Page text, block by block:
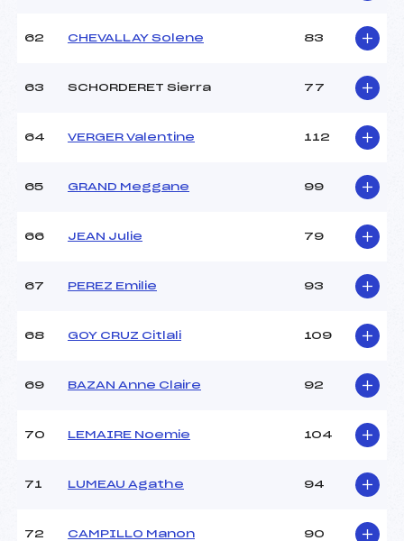
62 CHEVALLAY Solene 83
63 SCHORDERET Sierra 77
64 VERGER Valentine 112
65 GRAND Meggane 99
66 JEAN Julie 79
67 PEREZ Emilie 93
68 GOY CRUZ Citlali 109
69 BAZAN Anne Claire 92
70 LEMAIRE Noemie 104
71 LUMEAU Agathe 94
72 CAMPILLO Manon 90